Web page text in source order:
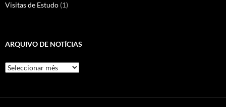
Visitas de Estudo (1)
ARQUIVO DE NOTÍCIAS
Arquivo
de